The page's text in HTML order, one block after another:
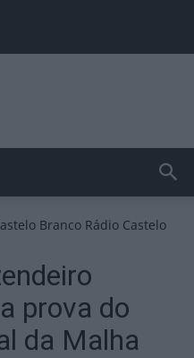
Rádio Castelo
prova do
da Malha